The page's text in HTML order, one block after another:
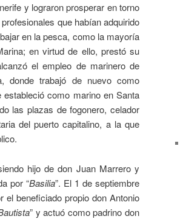
y lograron prosperar en torno
que habían adquirido
en la pesca, como la mayoría
en virtud de ello, prestó su
el empleo de marinero de
donde trabajó de nuevo como
como marino en Santa
las plazas de fogonero, celador
del puerto capitalino, a la que
hijo de don Juan Marrero y
por “Basilia”. El 1 de septiembre
el beneficiado propio don Antonio
” y actuó como padrino don